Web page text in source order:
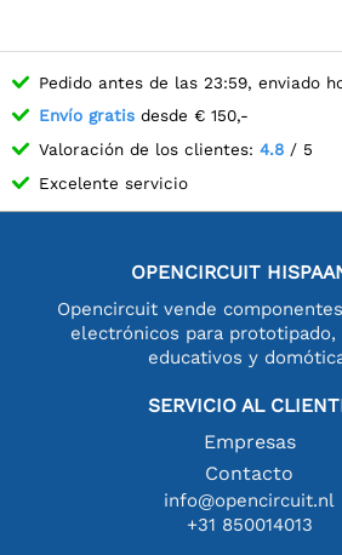
Pedido antes de las 23:59, enviado
Envío gratis desde € 150,-
Valoración de los clientes: 4.8 / 5
Excelente servicio
OPENCIRCUIT
Opencircuit vende
electrónicos para prototipado,
educativos y
SERVICIO AL
Empresas
Contacto
info@opencircuit.nl
+31 850014013